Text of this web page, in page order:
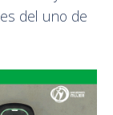
del uno de